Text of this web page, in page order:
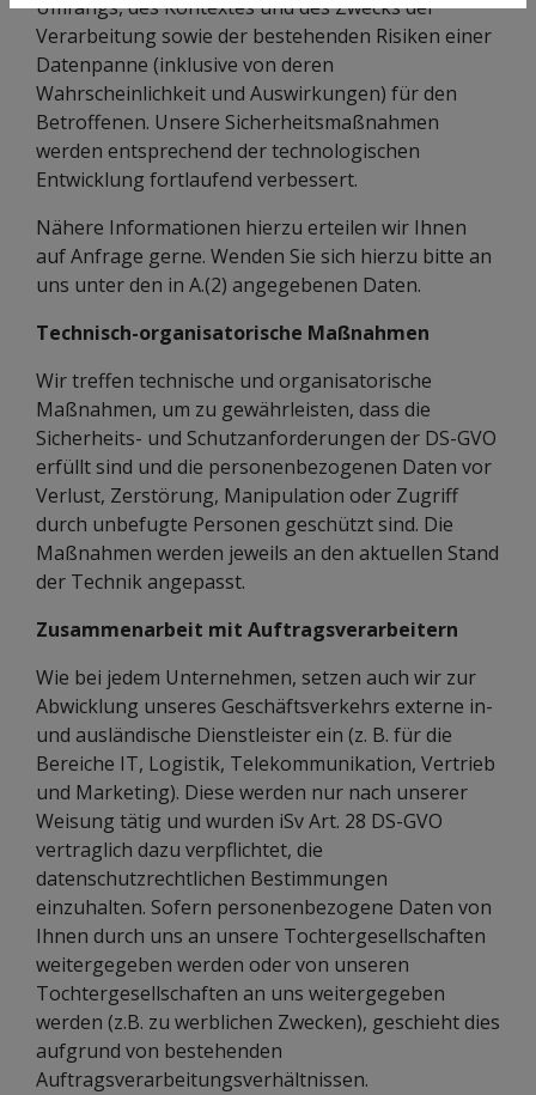
Umfangs, des Kontextes und des Zwecks der
Verarbeitung sowie der bestehenden Risiken einer
Datenpanne (inklusive von deren
Wahrscheinlichkeit und Auswirkungen) für den
Betroffenen. Unsere Sicherheitsmaßnahmen
werden entsprechend der technologischen
Entwicklung fortlaufend verbessert.
Nähere Informationen hierzu erteilen wir Ihnen
auf Anfrage gerne. Wenden Sie sich hierzu bitte an
uns unter den in A.(2) angegebenen Daten.
Technisch-organisatorische Maßnahmen
Wir treffen technische und organisatorische
Maßnahmen, um zu gewährleisten, dass die
Sicherheits- und Schutzanforderungen der DS-GVO
erfüllt sind und die personenbezogenen Daten vor
Verlust, Zerstörung, Manipulation oder Zugriff
durch unbefugte Personen geschützt sind. Die
Maßnahmen werden jeweils an den aktuellen Stand
der Technik angepasst.
Zusammenarbeit mit Auftragsverarbeitern
Wie bei jedem Unternehmen, setzen auch wir zur
Abwicklung unseres Geschäftsverkehrs externe in-
und ausländische Dienstleister ein (z. B. für die
Bereiche IT, Logistik, Telekommunikation, Vertrieb
und Marketing). Diese werden nur nach unserer
Weisung tätig und wurden iSv Art. 28 DS-GVO
vertraglich dazu verpflichtet, die
datenschutzrechtlichen Bestimmungen
einzuhalten. Sofern personenbezogene Daten von
Ihnen durch uns an unsere Tochtergesellschaften
weitergegeben werden oder von unseren
Tochtergesellschaften an uns weitergegeben
werden (z.B. zu werblichen Zwecken), geschieht dies
aufgrund von bestehenden
Auftragsverarbeitungsverhältnissen.